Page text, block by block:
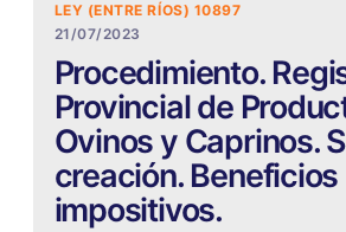
LEY (ENTRE RÍOS) 10897
21/07/2023
Procedimiento.
Provincial de
Ovinos y Caprinos.
creación. Beneficios
impositivos.